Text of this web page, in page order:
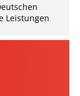
Leistungen